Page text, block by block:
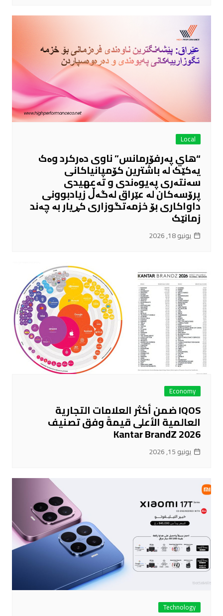
Local
“هاي پەرفۆرمانس” ناوی دەرکرد وەک
یەکێک لە باشترین کۆمپانیاکانی
سەنتەری پەیوەندی و تەعهیدی
پرۆسەکان لە عێراق لەگەڵ زیادبوونی
داواکاری بۆ خزمەتگوزاری کڕیار بە چەند
زمانێک
يونيو 18, 2026
Economy
IQOS ضمن أكثر العلامات التجارية
العالمية الأعلى قيمةً وفق تصنيف
Kantar BrandZ 2026
يونيو 15, 2026
Technology